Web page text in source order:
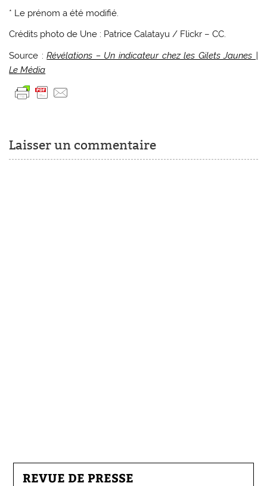
* Le prénom a été modifié.
Crédits photo de Une : Patrice Calatayu / Flickr – CC.
Source :Révélations – Un indicateur chez les Gilets Jaunes |
Le Média
Laisser un commentaire
REVUE DE PRESSE